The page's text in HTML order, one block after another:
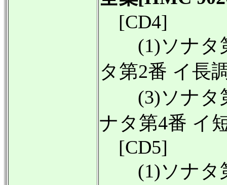
[CD4]
(1)ソナタ第
タ第2番 イ
(3)ソナタ第
ナタ第4番 イ
[CD5]
(1)ソナタ第